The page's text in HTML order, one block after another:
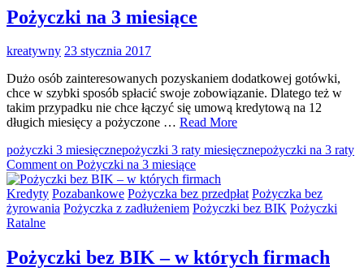
Pożyczki na 3 miesiące
kreatywny 23 stycznia 2017
Dużo osób zainteresowanych pozyskaniem dodatkowej gotówki,
chce w szybki sposób spłacić swoje zobowiązanie. Dlatego też w
takim przypadku nie chce łączyć się umową kredytową na 12
długich miesięcy a pożyczone … Read More
pożyczki 3 miesięcznepożyczki 3 raty miesięcznepożyczki na 3 raty
Commenton Pożyczki na 3 miesiące
Kredyty Pozabankowe Pożyczka bez przedpłat Pożyczka bez
żyrowania Pożyczka z zadłużeniem Pożyczki bez BIK Pożyczki
Ratalne
Pożyczki bez BIK – w których firmach